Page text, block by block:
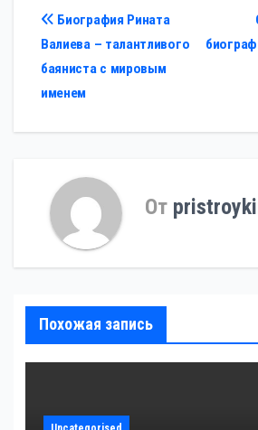
Навигация
по
записям
Биография Рината
Валиева – талантливого
баяниста с мировым
именем
От
Похожая запись